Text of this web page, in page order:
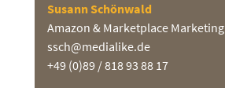
Susann Schönwald
Amazon & Marketplace Marketing
ssch@medialike.de
+49 (0)89 / 818 93 88 17